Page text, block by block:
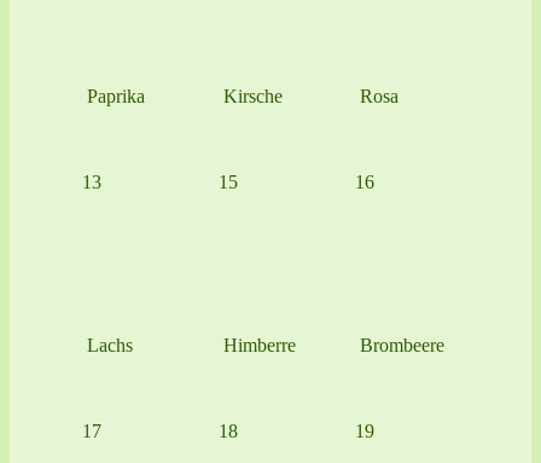
Paprika Kirsche Rosa
13
Lachs
15
Himberre
16
Brombeere
17 18 19